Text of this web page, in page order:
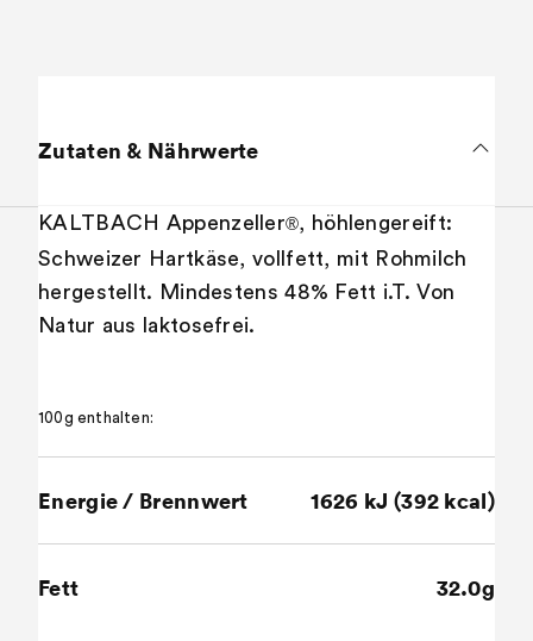
Zutaten & Nährwerte
KALTBACH Appenzeller®, höhlengereift:
Schweizer Hartkäse, vollfett, mit Rohmilch
hergestellt. Mindestens 48% Fett i.T. Von
Natur aus laktosefrei.
100g enthalten:
Energie / Brennwert 1626 kJ (392 kcal)
Fett 32.0g